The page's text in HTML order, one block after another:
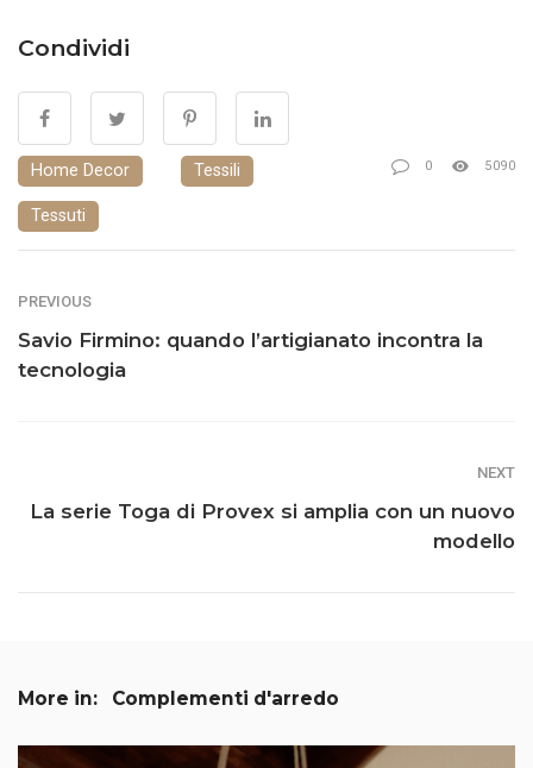
Condividi
Home Decor Tessili
Tessuti
0 5090
PREVIOUS
Savio Firmino: quando l’artigianato incontra la
tecnologia
NEXT
La serie Toga di Provex si amplia con un nuovo
modello
More in: Complementi d'arredo